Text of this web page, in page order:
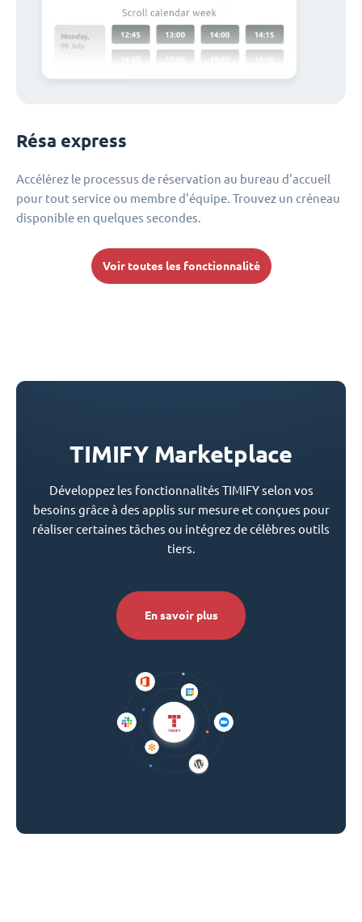
Résa express
Accélérez le processus de réservation au bureau d'accueil
pour tout service ou membre d'équipe. Trouvez un créneau
disponible en quelques secondes.
Voir toutes les fonctionnalité
TIMIFY Marketplace
Développez les fonctionnalités TIMIFY selon vos
besoins grâce à des applis sur mesure et conçues pour
réaliser certaines tâches ou intégrez de célèbres outils
tiers.
En savoir plus